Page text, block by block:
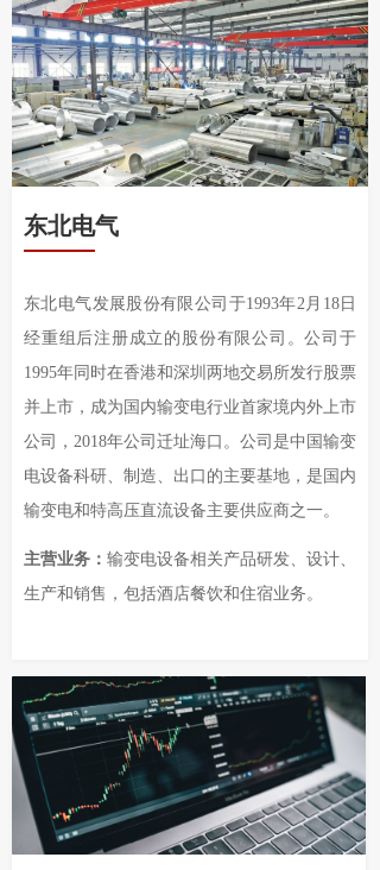
东北电气
东北电气发展股份有限公司于1993年2月18日
经重组后注册成立的股份有限公司。公司于
1995年同时在香港和深圳两地交易所发行股票
并上市，成为国内输变电行业首家境内外上市
公司，2018年公司迁址海口。公司是中国输变
电设备科研、制造、出口的主要基地，是国内
输变电和特高压直流设备主要供应商之一。
主营业务： 输变电设备相关产品研发、设计、
生产和销售，包括酒店餐饮和住宿业务。